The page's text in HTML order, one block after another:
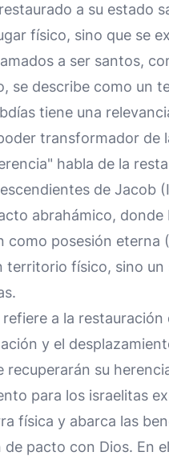
a su estado
físico, sino que se
a ser santos,
se describe como un
tiene una
transformador de
habla de la
de Jacob
abrahámico, donde
como posesión eterna (
territorio físico, sino un
a la restauración
y el
su
para los israelitas
física y abarca las
pacto con Dios. En